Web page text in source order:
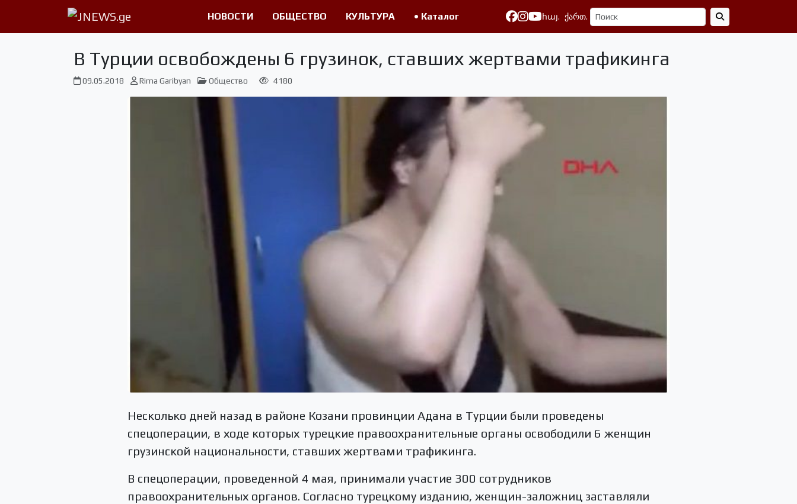
НОВОСТИ ОБЩЕСТВО КУЛЬТУРА • Каталог հայ. ქართ.
В Турции освобождены 6 грузинок, ставших жертвами трафикинга
09.05.2018 Rima Garibyan Общество 4180
Несколько дней назад в районе Козани провинции Адана в Турции были проведены
спецоперации, в ходе которых турецкие правоохранительные органы освободили 6 женщин
грузинской национальности, ставших жертвами трафикинга.
В спецоперации, проведенной 4 мая, принимали участие 300 сотрудников
правоохранительных органов. Согласно турецкому изданию, женщин-заложниц заставляли